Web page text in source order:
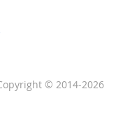
© 2014-2026